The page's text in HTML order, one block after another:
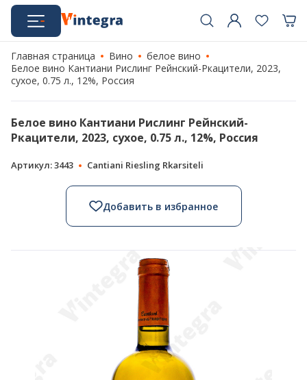
Главная страница Вино
белое вино
Белое вино Кантиани Рислинг Рейнский-Ркацители, 2023,
сухое, 0.75 л., 12%, Россия
Белое вино Кантиани Рислинг Рейнский-
Ркацители, 2023, сухое, 0.75 л., 12%, Россия
Артикул: 3443 Cantiani Riesling Rkarsiteli
Добавить в избранное